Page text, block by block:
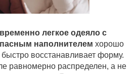
легкое одеяло с
наполнителем хорошо
быстро восстанавливает форму.
равномерно распределен, а не